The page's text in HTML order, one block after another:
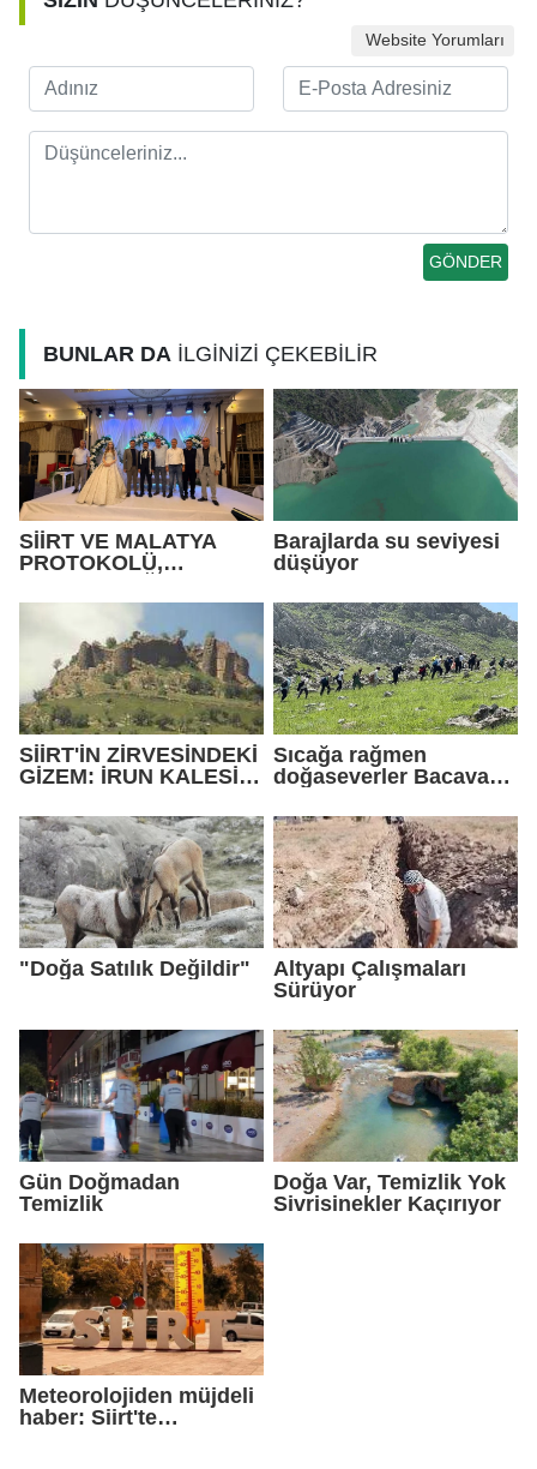
Website Yorumları
BUNLAR DA İLGİNİZİ ÇEKEBİLİR
SİİRT VE MALATYA
PROTOKOLÜ,
ÇİFTİNİN MUTLU
GÜNÜNDE BULUŞTU
Barajlarda su seviyesi
düşüyor
SİİRT'İN ZİRVESİNDEKİ
GİZEM: İRUN KALESİ
BEKLİYOR
Sıcağa rağmen
doğaseverler Bacavan
"Doğa Satılık Değildir"
Altyapı Çalışmaları
Sürüyor
Gün Doğmadan
Temizlik
Doğa Var, Temizlik Yok
Sivrisinekler Kaçırıyor
Meteorolojiden müjdeli
haber: Siirt'te